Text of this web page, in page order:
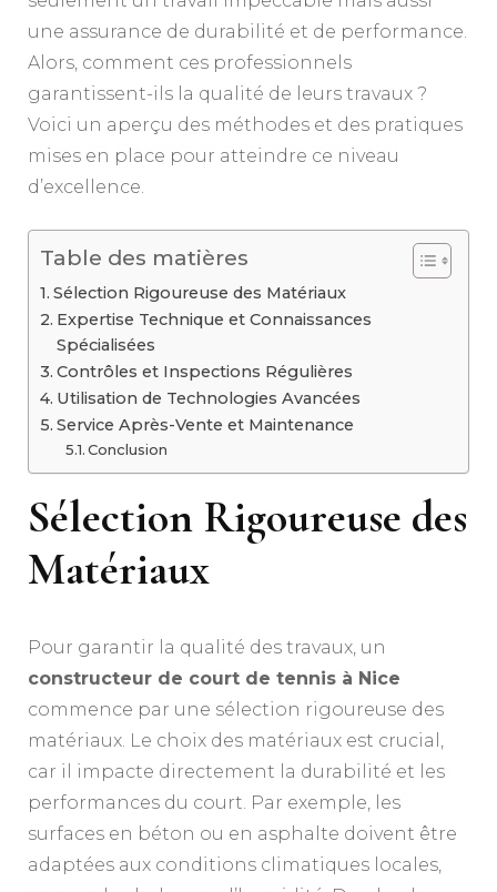
une assurance de durabilité et de performance.
Alors, comment ces professionnels
garantissent-ils la qualité de leurs travaux ?
Voici un aperçu des méthodes et des pratiques
mises en place pour atteindre ce niveau
d’excellence.
Table des matières
Sélection Rigoureuse des Matériaux
Expertise Technique et Connaissances
Spécialisées
Contrôles et Inspections Régulières
Utilisation de Technologies Avancées
Service Après-Vente et Maintenance
Conclusion
Sélection Rigoureuse des
Matériaux
Pour garantir la qualité des travaux, un
constructeur de court de tennis à Nice
commence par une sélection rigoureuse des
matériaux. Le choix des matériaux est crucial,
car il impacte directement la durabilité et les
performances du court. Par exemple, les
surfaces en béton ou en asphalte doivent être
adaptées aux conditions climatiques locales,